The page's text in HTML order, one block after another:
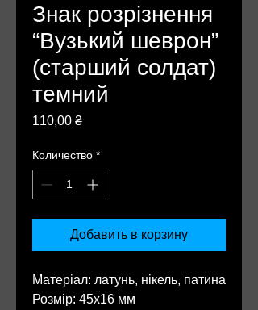
Знак розрізнення
“Вузький шеврон”
(старший солдат)
темний
110,00 ₴Цена
Количество *
Добавить в корзину
Матеріал: латунь, нікель, патина
Розмір: 45х16 мм